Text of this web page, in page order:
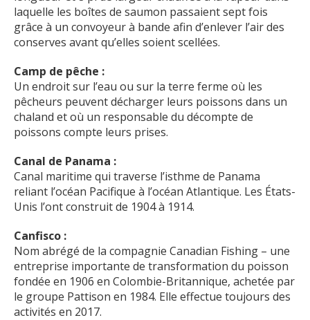
laquelle les boîtes de saumon passaient sept fois
grâce à un convoyeur à bande afin d’enlever l’air des
conserves avant qu’elles soient scellées.
Camp de pêche :
Un endroit sur l’eau ou sur la terre ferme où les
pêcheurs peuvent décharger leurs poissons dans un
chaland et où un responsable du décompte de
poissons compte leurs prises.
Canal de Panama :
Canal maritime qui traverse l’isthme de Panama
reliant l’océan Pacifique à l’océan Atlantique. Les États-
Unis l’ont construit de 1904 à 1914.
Canfisco :
Nom abrégé de la compagnie Canadian Fishing – une
entreprise importante de transformation du poisson
fondée en 1906 en Colombie-Britannique, achetée par
le groupe Pattison en 1984. Elle effectue toujours des
activités en 2017.